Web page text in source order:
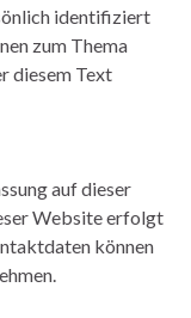
identifiziert
zum Thema
diesem Text
auf dieser
Website erfolgt
können